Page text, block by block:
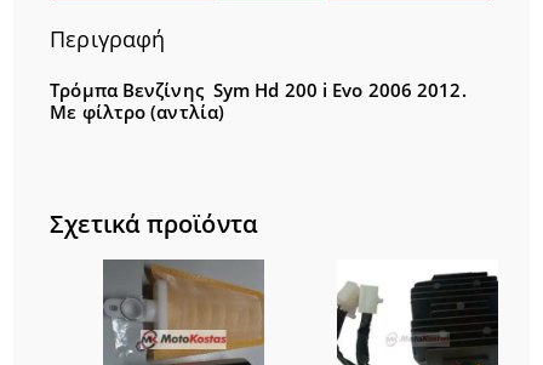
Περιγραφή
Τρόμπα Βενζίνης Sym Hd 200 i Evo 2006 2012.
Με φίλτρο (αντλία)
Σχετικά προϊόντα